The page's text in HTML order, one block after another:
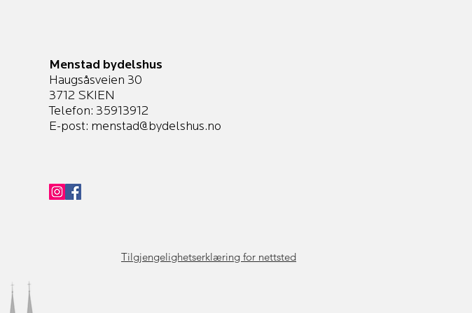
Menstad bydelshus
Haugsåsveien 30
3712 SKIEN
Telefon: 35913912
E-post: menstad@bydelshus.no
Tilgjengelighetserklæring for nettsted